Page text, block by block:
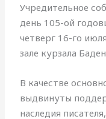
Учредительное
день 105-ой
четверг 16-го
зале курзала
В качестве
выдвинуты
наследия